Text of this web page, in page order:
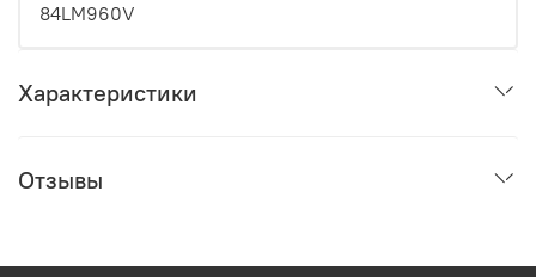
84LM960V
Характеристики
Отзывы